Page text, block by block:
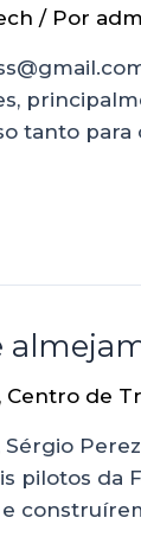
/ Por
tanto
, Centro de
da